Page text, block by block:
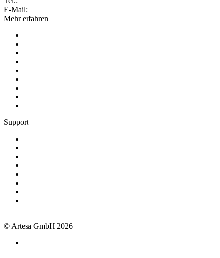
E-Mail:
Mehr erfahren
Support
© Artesa GmbH 2026